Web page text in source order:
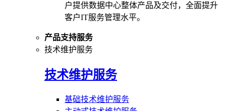
户提供数据中心整体产品及交付，全面提升
客户IT服务管理水平。
产品支持服务
技术维护服务
技术维护服务
基础技术维护服务